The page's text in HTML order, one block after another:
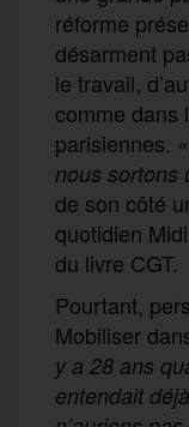
réforme
désarment
le travail,
comme dans
parisiennes. «
nous sortons
de son côté
quotidien
du livre CGT.
Pourtant,
Mobiliser
y a 28 ans
entendait